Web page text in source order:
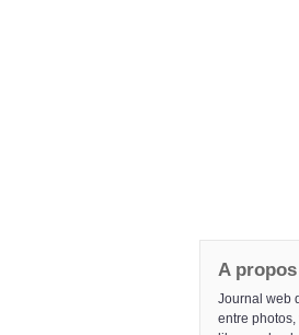
A
Journal web
entre